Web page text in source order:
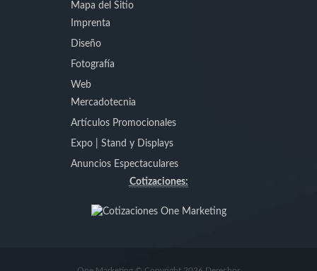
Mapa del Sitio
Imprenta
Diseño
Fotografía
Web
Mercadotecnia
Artículos Promocionales
Expo | Stand y Displays
Anuncios Espectaculares
Cotizaciones: